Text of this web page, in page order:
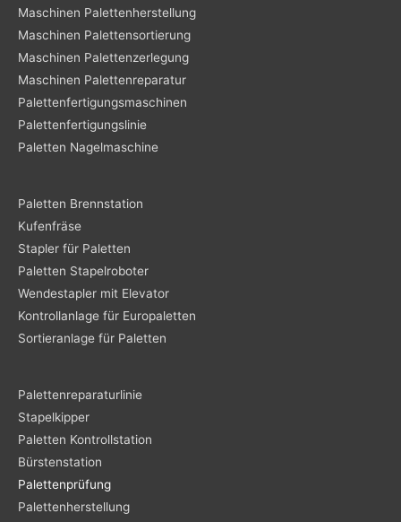
Maschinen Palettenherstellung
Maschinen Palettensortierung
Maschinen Palettenzerlegung
Maschinen Palettenreparatur
Palettenfertigungsmaschinen
Palettenfertigungslinie
Paletten Nagelmaschine
Paletten Brennstation
Kufenfräse
Stapler für Paletten
Paletten Stapelroboter
Wendestapler mit Elevator
Kontrollanlage für Europaletten
Sortieranlage für Paletten
Palettenreparaturlinie
Stapelkipper
Paletten Kontrollstation
Bürstenstation
Palettenprüfung
Palettenherstellung